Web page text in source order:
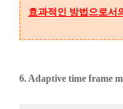
효과적인 방법으로서
6. Adaptive time frame